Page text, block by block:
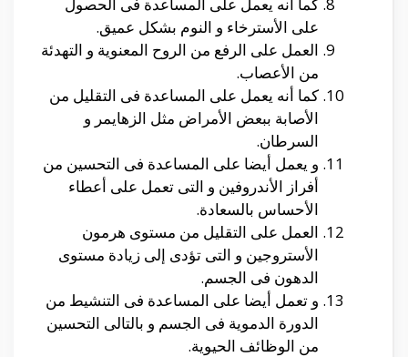
على الأسترخاء و النوم بشكل عميق.
العمل على الرفع من الروح المعنوية و التهدئة
من الأعصاب.
كما أنه يعمل على المساعدة فى التقليل من
الأصابة ببعض الأمراض مثل الزهايمر و
السرطان.
و يعمل أيضا على المساعدة فى التحسين من
أفراز الأندروفين و التى تعمل على أعطاء
الأحساس بالسعادة.
العمل على التقليل من مستوى هرمون
الأستروجين و التى تؤدى إلى زيادة مستوى
الدهون فى الجسم.
و تعمل أيضا على المساعدة فى التنشيط من
الدورة الدموية فى الجسم و بالتالى التحسين
من الوظائف الحيوية.